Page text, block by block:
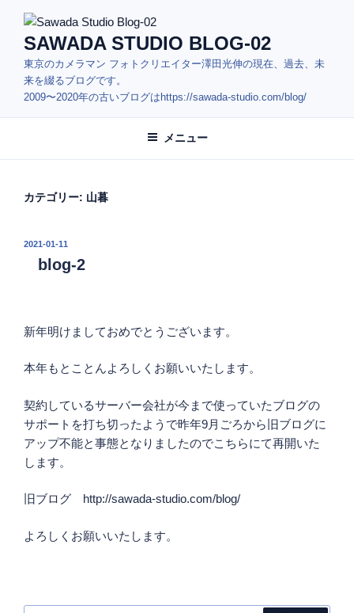
ス
ッ
SAWADA STUDIO BLOG-02
東京のカメラマン フォトクリエイター澤田光伸の現在、過去、未
来を綴るブログです。
2009〜2020年の古いブログはhttps://sawada-studio.com/blog/
メニュー
カテゴリー: 山暮
投
2021-01-11
blog-2
新年明けましておめでとうございます。
本年もとことんよろしくお願いいたします。
契約しているサーバー会社が今まで使っていたブログの
サポートを打ち切ったようで昨年9月ごろから旧ブログに
アップ不能と事態となりましたのでこちらにて再開いた
します。
旧ブログ http://sawada-studio.com/blog/
よろしくお願いいたします。